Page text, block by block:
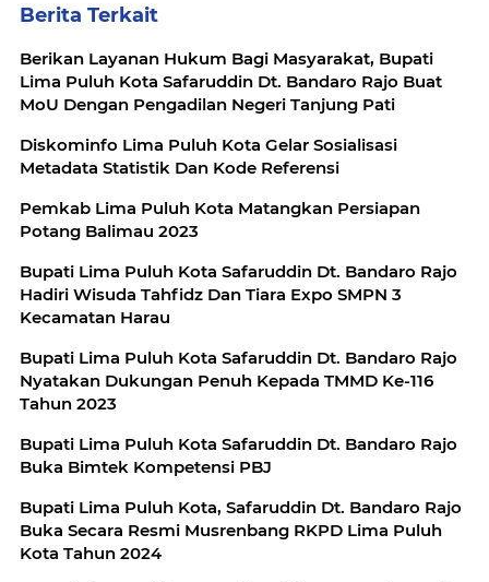
Berita Terkait
Berikan Layanan Hukum Bagi Masyarakat, Bupati
Lima Puluh Kota Safaruddin Dt. Bandaro Rajo Buat
MoU Dengan Pengadilan Negeri Tanjung Pati
Diskominfo Lima Puluh Kota Gelar Sosialisasi
Metadata Statistik Dan Kode Referensi
Pemkab Lima Puluh Kota Matangkan Persiapan
Potang Balimau 2023
Bupati Lima Puluh Kota Safaruddin Dt. Bandaro Rajo
Hadiri Wisuda Tahfidz Dan Tiara Expo SMPN 3
Kecamatan Harau
Bupati Lima Puluh Kota Safaruddin Dt. Bandaro Rajo
Nyatakan Dukungan Penuh Kepada TMMD Ke-116
Tahun 2023
Bupati Lima Puluh Kota Safaruddin Dt. Bandaro Rajo
Buka Bimtek Kompetensi PBJ
Bupati Lima Puluh Kota, Safaruddin Dt. Bandaro Rajo
Buka Secara Resmi Musrenbang RKPD Lima Puluh
Kota Tahun 2024